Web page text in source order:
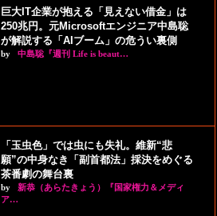
巨大IT企業が抱える「見えない借金」は
250兆円。元Microsoftエンジニア中島聡
が解説する「AIブーム」の危うい裏側
by 中島聡『週刊 Life is beaut…
「玉虫色」では虫にも失礼。維新“悲
願”の中身なき「副首都法」採決をめぐる
茶番劇の舞台裏
by
新恭（あらたきょう）『国家権力＆メディ
ア…